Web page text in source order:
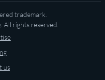
trademark.
. All rights reserved.
us